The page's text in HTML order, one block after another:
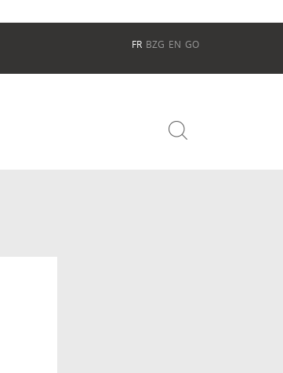
FR BZG EN GO